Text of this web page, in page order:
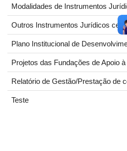
Modalidades de Instrumentos
Outros Instrumentos Jurídicos
Plano Institucional de
Projetos das Fundações de Apoio
Relatório de Gestão/Prestação de
Teste